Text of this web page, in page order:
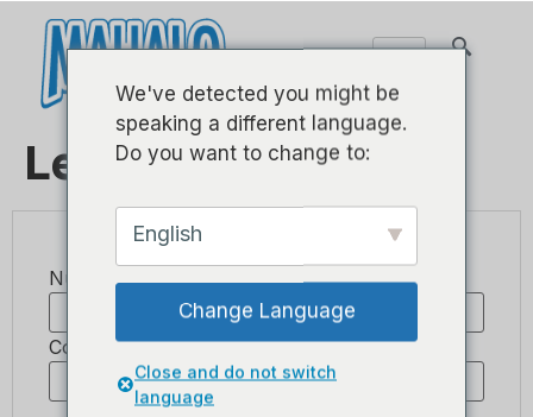
Learn 2 Play Video
Número de tarjeta:
Contraseña de la tarjeta:
We've detected you might be
speaking a different language.
Do you want to change to:
English
Change Language
Close and do not switch
language